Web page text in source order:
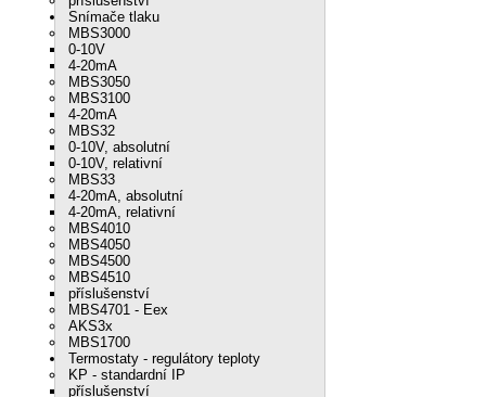
Snímače tlaku
MBS3000
0-10V
4-20mA
MBS3050
MBS3100
4-20mA
MBS32
0-10V, absolutní
0-10V, relativní
MBS33
4-20mA, absolutní
4-20mA, relativní
MBS4010
MBS4050
MBS4500
MBS4510
příslušenství
MBS4701 - Eex
AKS3x
MBS1700
Termostaty - regulátory teploty
KP - standardní IP
příslušenství